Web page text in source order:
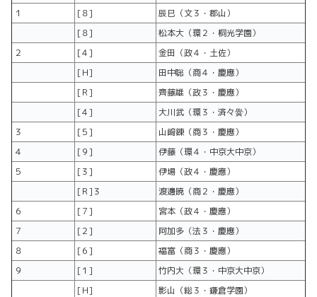
１
[８]
辰巳（文３・郡山）
[８]
松本大（環２・桐光学園）
２
[４]
金田（政４・土佐）
[Ｈ]
田中聡（商４・慶應）
[Ｒ]
齊藤雄（政３・慶應）
[４]
大川武（環３・済々黌）
３
[５]
山﨑錬（商３・慶應）
４
[９]
伊藤（環４・中京大中京）
５
[３]
伊場（政４・慶應）
[Ｒ]３
渡邊暁（商２・慶應）
６
[７]
宮本（政４・慶應）
７
[２]
阿加多（法３・慶應）
８
[６]
福富（商３・慶應）
９
[１]
竹内大（環３・中京大中京）
[Ｈ]
影山（総３・鎌倉学園）